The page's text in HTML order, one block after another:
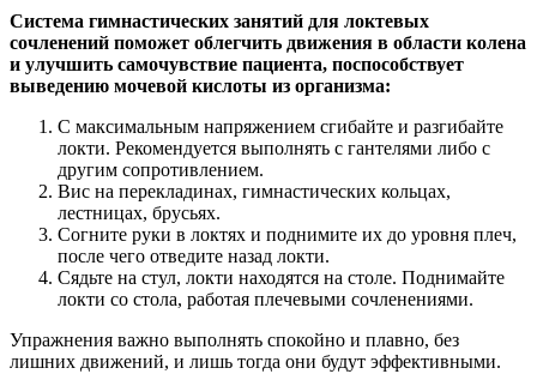
Система гимнастических занятий для локтевых
сочленений поможет облегчить движения в области колена
и улучшить самочувствие пациента, поспособствует
выведению мочевой кислоты из организма:
С максимальным напряжением сгибайте и разгибайте
локти. Рекомендуется выполнять с гантелями либо с
другим сопротивлением.
Вис на перекладинах, гимнастических кольцах,
лестницах, брусьях.
Согните руки в локтях и поднимите их до уровня плеч,
после чего отведите назад локти.
Сядьте на стул, локти находятся на столе. Поднимайте
локти со стола, работая плечевыми сочленениями.
Упражнения важно выполнять спокойно и плавно, без
лишних движений, и лишь тогда они будут эффективными.